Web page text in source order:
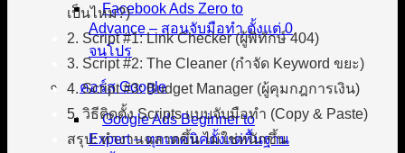
Facebook Ads Zero to
Advance – สอนจับมือทำ ตั้งแต่ 0
จนโปร
คอร์ส Google
Google Ads Beginner to
Expert – ทุกเทคนิคตั้งแต่พื้นฐาน
เป็นไหม?)
2. Script #1: Link Checker (ผู้พิทักษ์ 404)
3. Script #2: The Cleaner (กำจัด Keyword ขยะ)
4. Script #3: Budget Manager (ผู้คุมกฎการเงิน)
5. วิธีติดตั้ง Scripts แบบจับมือทำ (Copy & Paste)
สรุป: ทำงานฉลาดขึ้น ไม่ใช่หนักขึ้น